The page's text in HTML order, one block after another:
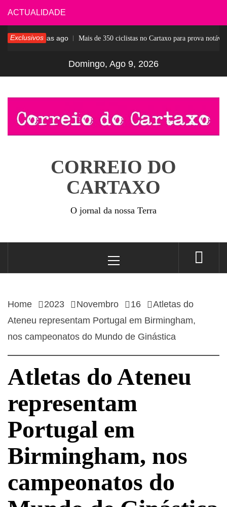
Skip
to
content
ACTUALIDADE
Exclusivos7 dias ago Mais de 350 ciclistas no Cartaxo para prova notável
Domingo, Ago 9, 2026
CORREIO DO
CARTAXO
O jornal da nossa Terra
Menu
Home 2023 Novembro 16
Atletas do
Ateneu representam Portugal em Birmingham,
nos campeonatos do Mundo de Ginástica
Atletas do Ateneu
representam
Portugal em
Birmingham, nos
campeonatos do